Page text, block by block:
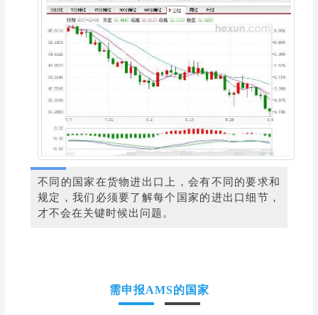
不同的国家在货物进出口上，会有不同的要求和
规定，我们必须要了解每个国家的进出口细节，
才不会在关键时候出问题。
需申报AMS的国家